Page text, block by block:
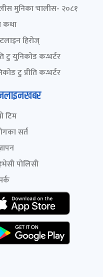
मुनिका चालीस- २०८१
कथा
हिरोज्
टु युनिकोड कन्भर्टर
टु प्रीति कन्भर्टर
टिम
सर्त
पोलिसी